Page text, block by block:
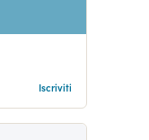
Iscriviti